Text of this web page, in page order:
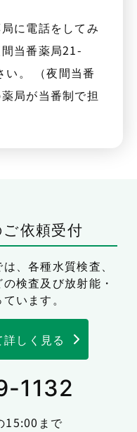
に電話をしてみ
当番薬局21-
い。 （夜間当番
局が当番制で担
依頼受付
は、各種水質検査、
検査及び放射能・
います。
しく見る
1132
15:00まで